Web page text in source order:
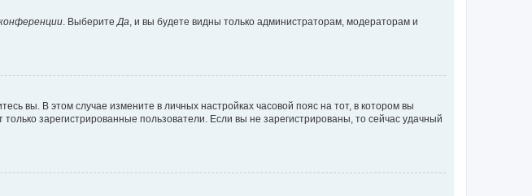
. Выберите Да , и вы будете видны только администраторам, модераторам и
вы. В этом случае измените в личных настройках часовой пояс на тот, в котором вы
зарегистрированные пользователи. Если вы не зарегистрированы, то сейчас удачный